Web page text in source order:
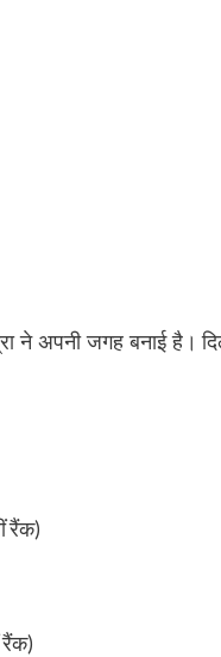
ने अपनी जगह बनाई है।
रैंक)
रैंक)